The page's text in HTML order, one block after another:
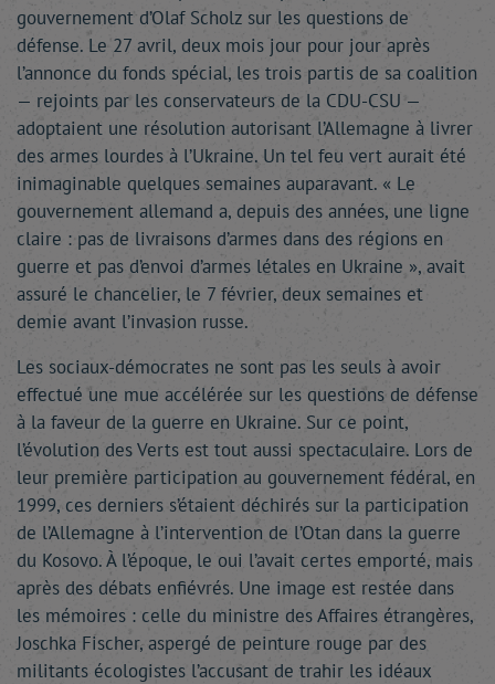
gouvernement d’Olaf Scholz sur les questions de
défense. Le 27 avril, deux mois jour pour jour après
l’annonce du fonds spécial, les trois partis de sa coalition
— rejoints par les conservateurs de la CDU-CSU —
adoptaient une résolution autorisant l’Allemagne à livrer
des armes lourdes à l’Ukraine. Un tel feu vert aurait été
inimaginable quelques semaines auparavant. « Le
gouvernement allemand a, depuis des années, une ligne
claire : pas de livraisons d’armes dans des régions en
guerre et pas d’envoi d’armes létales en Ukraine », avait
assuré le chancelier, le 7 février, deux semaines et
demie avant l’invasion russe.
Les sociaux-démocrates ne sont pas les seuls à avoir
effectué une mue accélérée sur les questions de défense
à la faveur de la guerre en Ukraine. Sur ce point,
l’évolution des Verts est tout aussi spectaculaire. Lors de
leur première participation au gouvernement fédéral, en
1999, ces derniers s’étaient déchirés sur la participation
de l’Allemagne à l’intervention de l’Otan dans la guerre
du Kosovo. À l’époque, le oui l’avait certes emporté, mais
après des débats enfiévrés. Une image est restée dans
les mémoires : celle du ministre des Affaires étrangères,
Joschka Fischer, aspergé de peinture rouge par des
militants écologistes l’accusant de trahir les idéaux